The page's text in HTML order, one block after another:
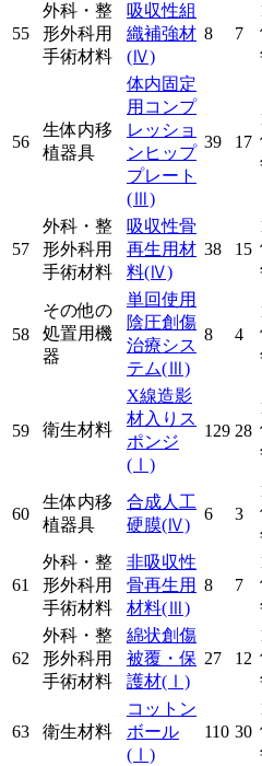
55
外科・整
形外科用
手術材料
吸収性組
織補強材
(Ⅳ)
8 7
56
生体内移
植器具
体内固定
用コンプ
レッショ
ンヒップ
プレート
(Ⅲ)
39 17
57
外科・整
形外科用
手術材料
吸収性骨
再生用材
料(Ⅳ)
38 15
58
その他の
処置用機
器
単回使用
陰圧創傷
治療シス
テム(Ⅲ)
8 4
59 衛生材料
X線造影
材入りス
ポンジ
(Ⅰ)
129 28
60
生体内移
植器具
合成人工
硬膜(Ⅳ)
6 3
61
外科・整
形外科用
手術材料
非吸収性
骨再生用
材料(Ⅲ)
8 7
62
外科・整
形外科用
手術材料
綿状創傷
被覆・保
護材(Ⅰ)
27 12
63 衛生材料
コットン
ボール
(Ⅰ)
110 30